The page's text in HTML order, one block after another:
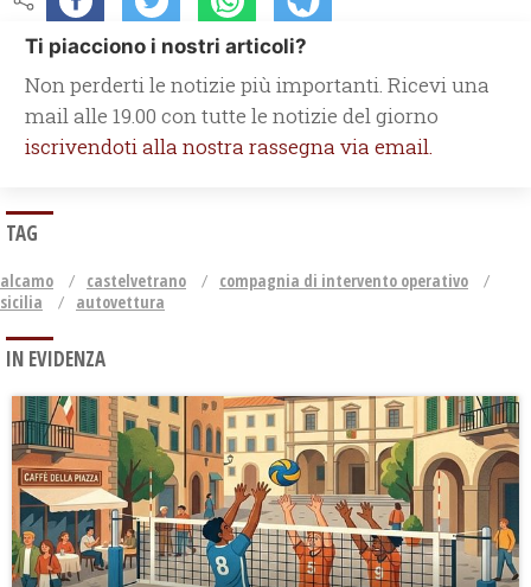
Ti piacciono i nostri articoli?
Non perderti le notizie più importanti. Ricevi una
mail alle 19.00 con tutte le notizie del giorno
iscrivendoti alla nostra rassegna via email.
TAG
alcamo castelvetrano
compagnia di intervento operativo
sicilia
autovettura
IN EVIDENZA